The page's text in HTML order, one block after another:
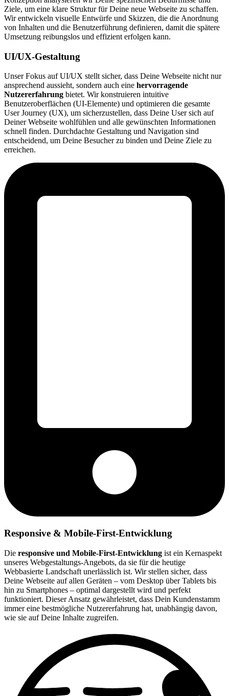
Ziele, um eine klare Struktur für Deine neue Webseite zu schaffen.
Wir entwickeln visuelle Entwürfe und Skizzen, die die Anordnung
von Inhalten und die Benutzerführung definieren, damit die spätere
Umsetzung reibungslos und effizient erfolgen kann.
UI/UX-Gestaltung
Unser Fokus auf UI/UX stellt sicher, dass Deine Webseite nicht nur
ansprechend aussieht, sondern auch eine hervorragende
Nutzererfahrung bietet. Wir konstruieren intuitive
Benutzeroberflächen (UI-Elemente) und optimieren die gesamte
User Journey (UX), um sicherzustellen, dass Deine User sich auf
Deiner Webseite wohlfühlen und alle gewünschten Informationen
schnell finden. Durchdachte Gestaltung und Navigation sind
entscheidend, um Deine Besucher zu binden und Deine Ziele zu
erreichen.
Responsive & Mobile-First-Entwicklung
Die responsive und Mobile-First-Entwicklung ist ein Kernaspekt
unseres Webgestaltungs-Angebots, da sie für die heutige
Webbasierte Landschaft unerlässlich ist. Wir stellen sicher, dass
Deine Webseite auf allen Geräten – vom Desktop über Tablets bis
hin zu Smartphones – optimal dargestellt wird und perfekt
funktioniert. Dieser Ansatz gewährleistet, dass Dein Kundenstamm
immer eine bestmögliche Nutzererfahrung hat, unabhängig davon,
wie sie auf Deine Inhalte zugreifen.